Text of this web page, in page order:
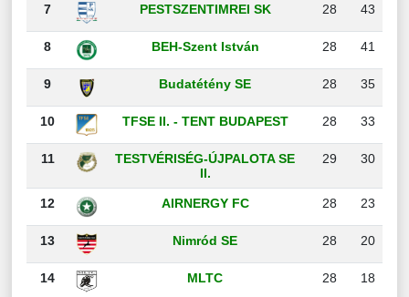
7 PESTSZENTIMREI SK 28 43
8 BEH-Szent István 28 41
9 Budatétény SE 28 35
10 TFSE II. - TENT BUDAPEST 28 33
11
TESTVÉRISÉG-ÚJPALOTA SE
II.
29 30
12 AIRNERGY FC 28 23
13 Nimród SE 28 20
14 MLTC 28 18